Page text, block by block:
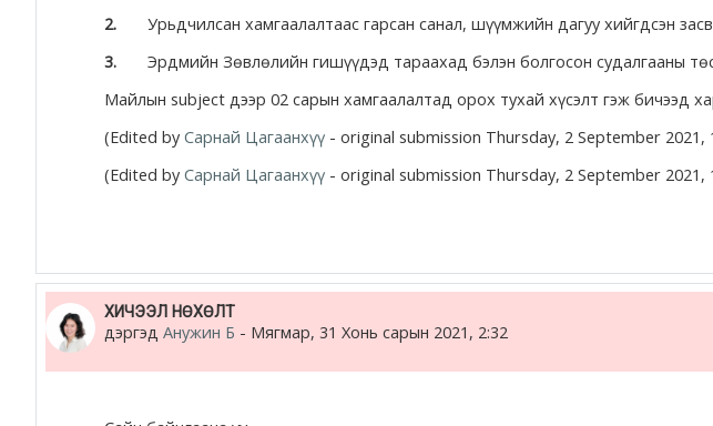
2. Урьдчилсан хамгаалалтаас гарсан санал, шүүмжийн дагуу хийгдсэн
3. Эрдмийн Зөвлөлийн гишүүдэд тараахад бэлэн болгосон судалгааны
Майлын subject дээр 02 сарын хамгаалалтад орох тухай хүсэлт гэж бичээд
(Edited by Сарнай Цагаанхүү- original submission Thursday, 2 September 2021,
(Edited by Сарнай Цагаанхүү- original submission Thursday, 2 September 2021,
ХИЧЭЭЛ НӨХӨЛТ
дэргэд Анужин Б - Мягмар, 31 Хонь сарын 2021, 2:32